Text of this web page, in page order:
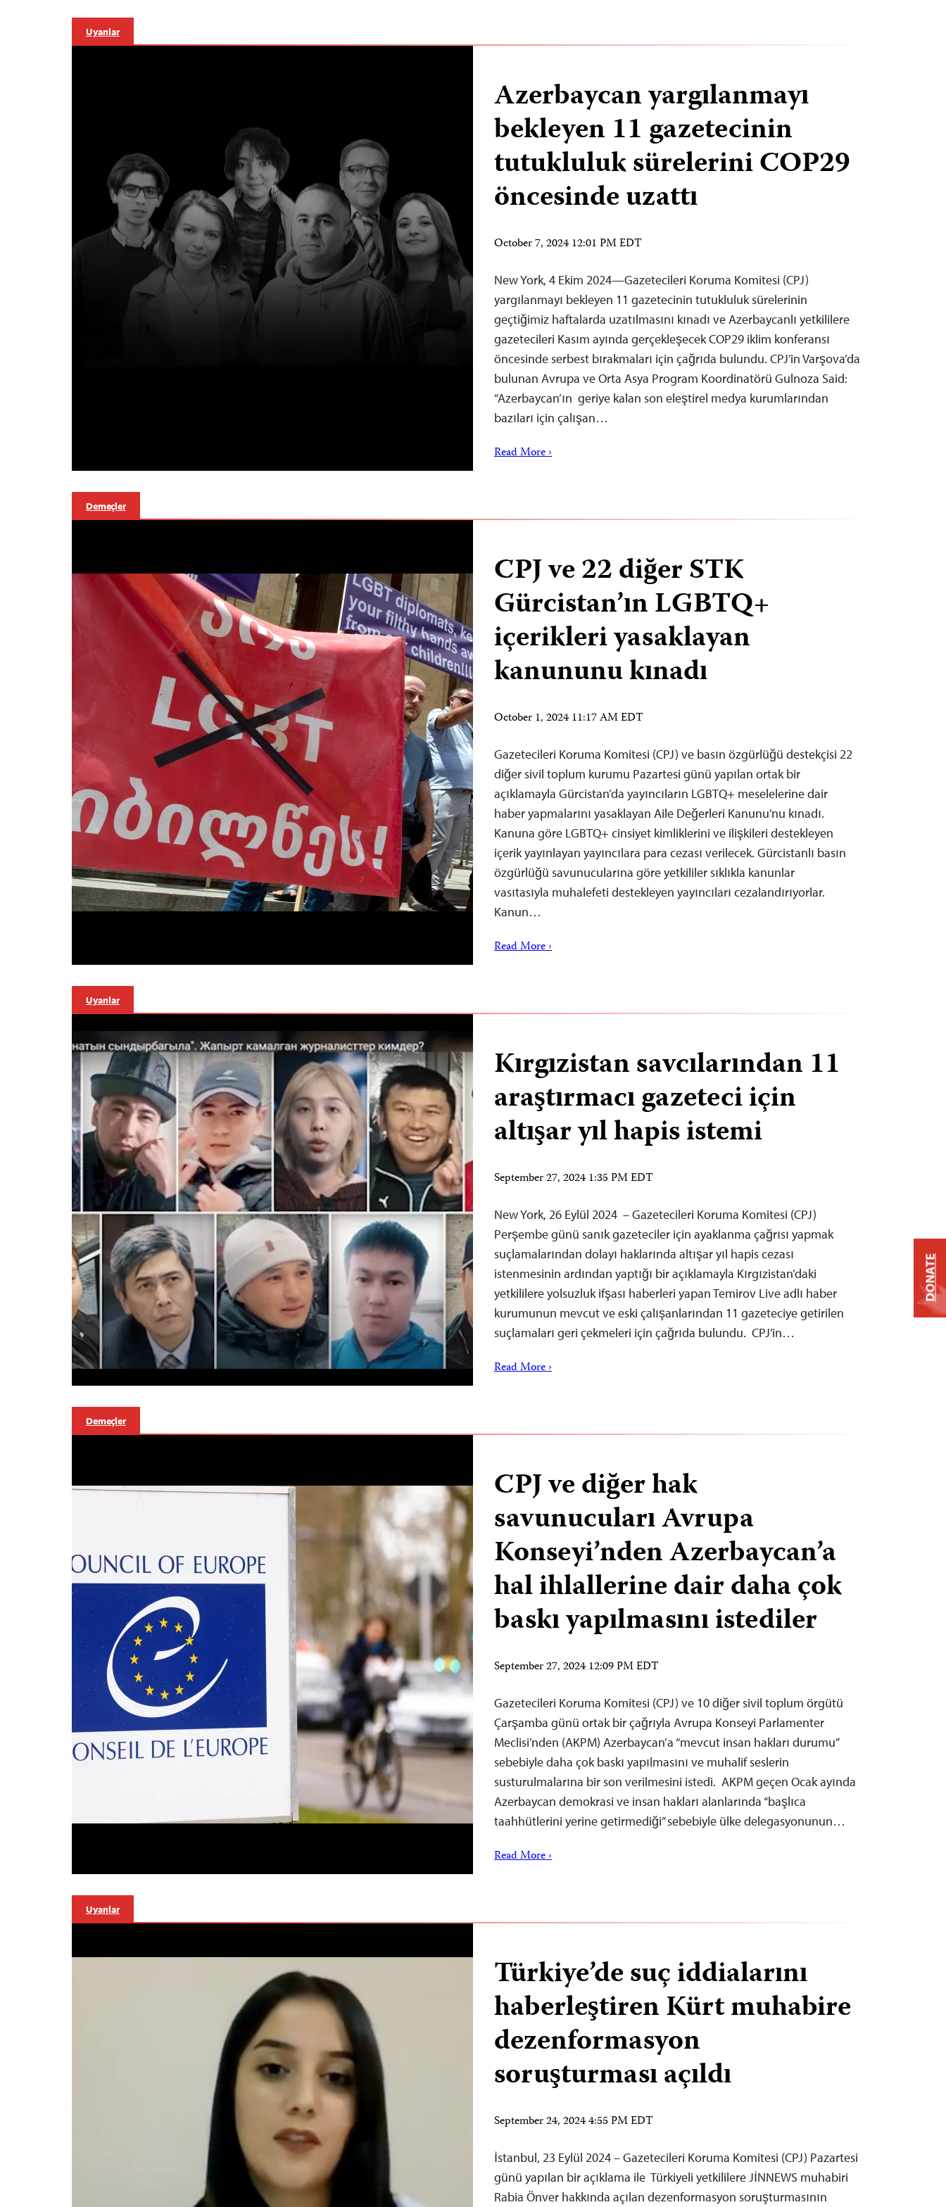
Uyarılar
Azerbaycan yargılanmayı
bekleyen 11 gazetecinin
tutukluluk sürelerini COP29
öncesinde uzattı
October 7, 2024 12:01 PM EDT
New York, 4 Ekim 2024—Gazetecileri Koruma Komitesi (CPJ)
yargılanmayı bekleyen 11 gazetecinin tutukluluk sürelerinin
geçtiğimiz haftalarda uzatılmasını kınadı ve Azerbaycanlı yetkililere
gazetecileri Kasım ayında gerçekleşecek COP29 iklim konferansı
öncesinde serbest bırakmaları için çağrıda bulundu. CPJ’in Varşova’da
bulunan Avrupa ve Orta Asya Program Koordinatörü Gulnoza Said:
“Azerbaycan’ın geriye kalan son eleştirel medya kurumlarından
bazıları için çalışan…
Read More ›
Demeçler
CPJ ve 22 diğer STK
Gürcistan’ın LGBTQ+
içerikleri yasaklayan
kanununu kınadı
October 1, 2024 11:17 AM EDT
Gazetecileri Koruma Komitesi (CPJ) ve basın özgürlüğü destekçisi 22
diğer sivil toplum kurumu Pazartesi günü yapılan ortak bir
açıklamayla Gürcistan’da yayıncıların LGBTQ+ meselelerine dair
haber yapmalarını yasaklayan Aile Değerleri Kanunu’nu kınadı.
Kanuna göre LGBTQ+ cinsiyet kimliklerini ve ilişkileri destekleyen
içerik yayınlayan yayıncılara para cezası verilecek. Gürcistanlı basın
özgürlüğü savunucularına göre yetkililer sıklıkla kanunlar
vasıtasıyla muhalefeti destekleyen yayıncıları cezalandırıyorlar.
Kanun…
Read More ›
Uyarılar
Kırgızistan savcılarından 11
araştırmacı gazeteci için
altışar yıl hapis istemi
September 27, 2024 1:35 PM EDT
New York, 26 Eylül 2024 – Gazetecileri Koruma Komitesi (CPJ)
Perşembe günü sanık gazeteciler için ayaklanma çağrısı yapmak
suçlamalarından dolayı haklarında altışar yıl hapis cezası
istenmesinin ardından yaptığı bir açıklamayla Kırgızistan’daki
yetkililere yolsuzluk ifşası haberleri yapan Temirov Live adlı haber
kurumunun mevcut ve eski çalışanlarından 11 gazeteciye getirilen
suçlamaları geri çekmeleri için çağrıda bulundu. CPJ’in…
Read More ›
Demeçler
CPJ ve diğer hak
savunucuları Avrupa
Konseyi’nden Azerbaycan’a
hal ihlallerine dair daha çok
baskı yapılmasını istediler
September 27, 2024 12:09 PM EDT
Gazetecileri Koruma Komitesi (CPJ) ve 10 diğer sivil toplum örgütü
Çarşamba günü ortak bir çağrıyla Avrupa Konseyi Parlamenter
Meclisi’nden (AKPM) Azerbaycan’a “mevcut insan hakları durumu”
sebebiyle daha çok baskı yapılmasını ve muhalif seslerin
susturulmalarına bir son verilmesini istedi. AKPM geçen Ocak ayında
Azerbaycan demokrasi ve insan hakları alanlarında “başlıca
taahhütlerini yerine getirmediği” sebebiyle ülke delegasyonunun…
Read More ›
Uyarılar
Türkiye’de suç iddialarını
haberleştiren Kürt muhabire
dezenformasyon
soruşturması açıldı
September 24, 2024 4:55 PM EDT
İstanbul, 23 Eylül 2024 – Gazetecileri Koruma Komitesi (CPJ) Pazartesi
günü yapılan bir açıklama ile Türkiyeli yetkililere JİNNEWS muhabiri
Rabia Önver hakkında açılan dezenformasyon soruşturmasının
DONATE